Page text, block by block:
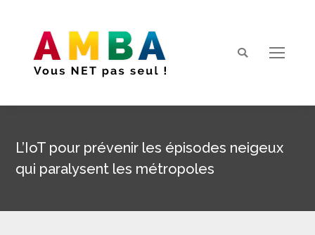
Search:
L’IoT pour prévenir les épisodes neigeux
qui paralysent les métropoles